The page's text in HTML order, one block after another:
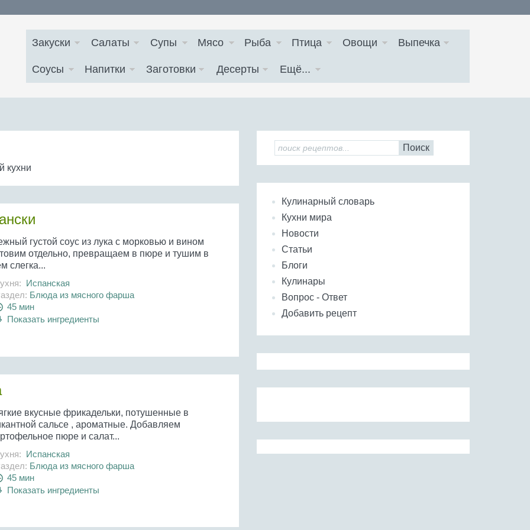
Закуски Салаты Супы Мясо Рыба Птица Овощи Выпечка
Соусы Напитки Заготовки Десерты Ещё...
кухни
густой соус из лука с морковью и вином
отдельно, превращаем в пюре и тушим в
слегка...
Испанская
Блюда из мясного фарша
45 мин
Показать ингредиенты
вкусные фрикадельки, потушенные в
сальсе , ароматные. Добавляем
пюре и салат...
Испанская
Блюда из мясного фарша
45 мин
Показать ингредиенты
Поиск
Кулинарный словарь
Кухни мира
Новости
Статьи
Блоги
Кулинары
Вопрос - Ответ
Добавить рецепт